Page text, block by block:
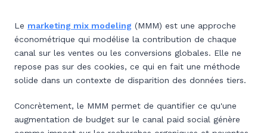
Le marketing mix modeling (MMM) est une approche
économétrique qui modélise la contribution de chaque
canal sur les ventes ou les conversions globales. Elle ne
repose pas sur des cookies, ce qui en fait une méthode
solide dans un contexte de disparition des données tiers.
Concrètement, le MMM permet de quantifier ce qu'une
augmentation de budget sur le canal paid social génère